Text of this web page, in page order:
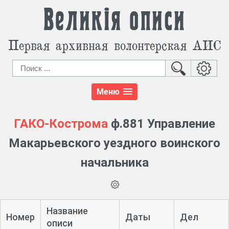
Великія описи
Первая архивная волонтерская АИС
Меню
ГАКО-Кострома ф.881 Управление
Макарьевского уездного воинского
начальника
Номер
Название
описи
Даты Дел